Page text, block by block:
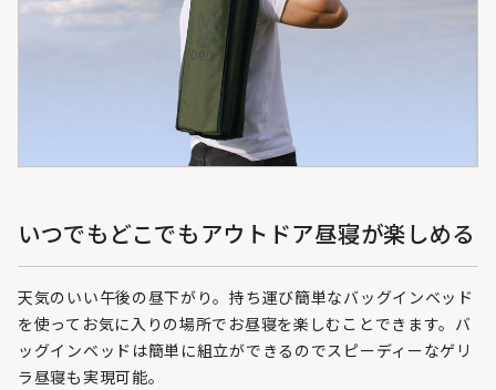
いつでもどこでもアウトドア昼寝が楽しめる
天気のいい午後の昼下がり。持ち運び簡単なバッグインベッド
を使ってお気に入りの場所でお昼寝を楽しむことできます。バ
ッグインベッドは簡単に組立ができるのでスピーディーなゲリ
ラ昼寝も実現可能。